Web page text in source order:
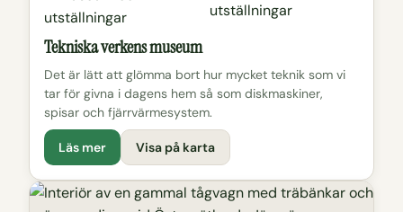
utställningar
Tekniska verkens museum
Det är lätt att glömma bort hur mycket teknik som vi
tar för givna i dagens hem så som diskmaskiner,
spisar och fjärrvärmesystem.
Läs mer Visa på karta